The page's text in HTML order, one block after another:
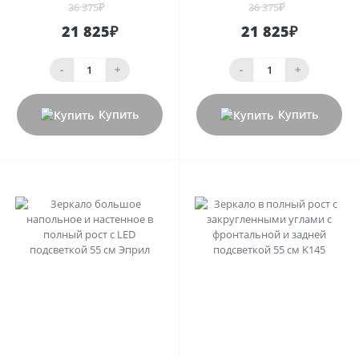
36 375₽
21 825₽
- +
Купить
36 375₽
21 825₽
- +
Купить